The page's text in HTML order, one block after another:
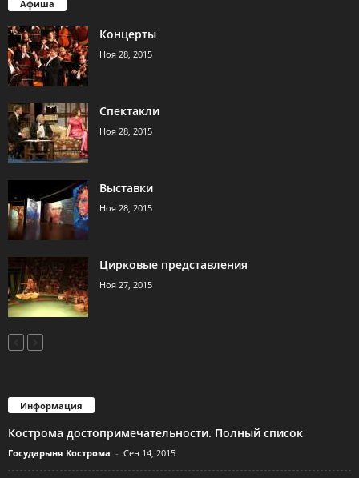
Афиша
Концерты
Ноя 28, 2015
Спектакли
Ноя 28, 2015
Выставки
Ноя 28, 2015
Цирковые представления
Ноя 27, 2015
Информация
Кострома достопримечательности. Полный список
Государыня Кострома - Сен 14, 2015